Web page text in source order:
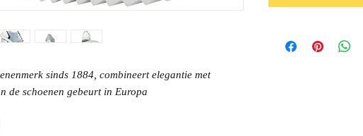
sinds 1884, combineert elegantie met
de schoenen gebeurt in Europa